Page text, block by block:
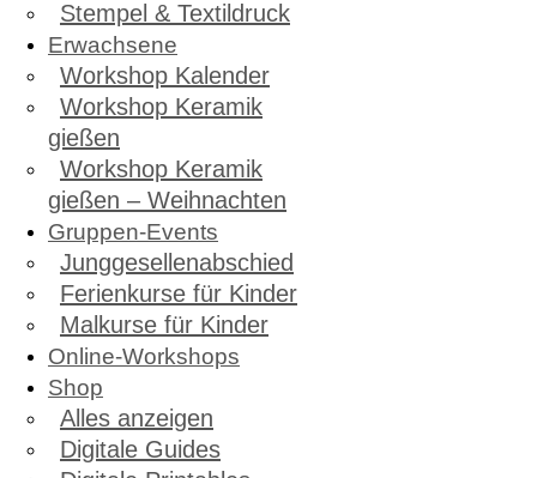
Stempel & Textildruck
Erwachsene
Workshop Kalender
Workshop Keramik
gießen
Workshop Keramik
gießen – Weihnachten
Gruppen-Events
Junggesellenabschied
Ferienkurse für Kinder
Malkurse für Kinder
Online-Workshops
Shop
Alles anzeigen
Digitale Guides